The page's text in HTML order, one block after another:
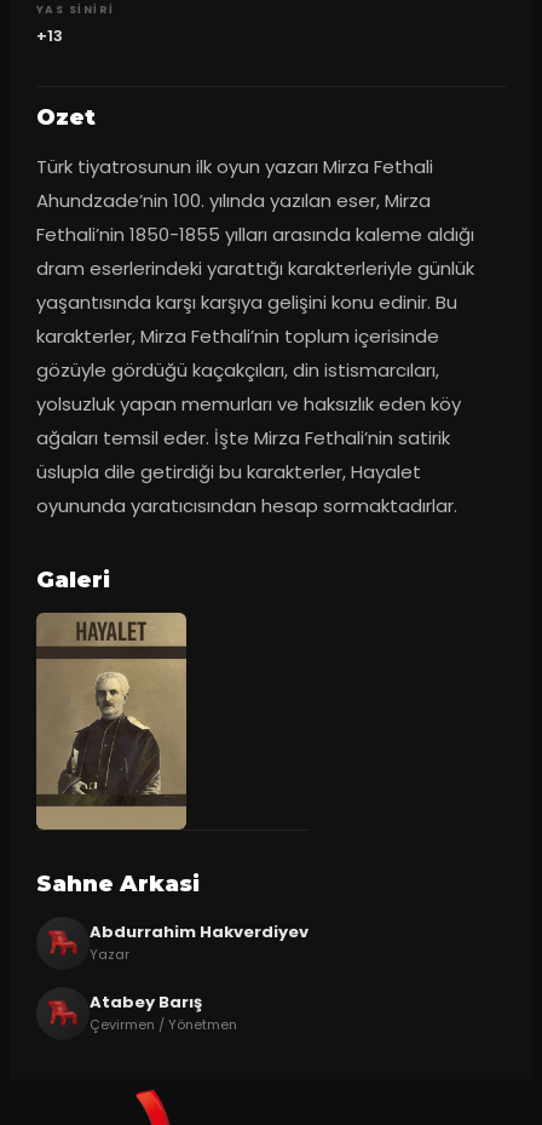
YAS SINIRI
+13
Ozet
Türk tiyatrosunun ilk oyun yazarı Mirza Fethali
Ahundzade’nin 100. yılında yazılan eser, Mirza
Fethali’nin 1850-1855 yılları arasında kaleme aldığı
dram eserlerindeki yarattığı karakterleriyle günlük
yaşantısında karşı karşıya gelişini konu edinir. Bu
karakterler, Mirza Fethali’nin toplum içerisinde
gözüyle gördüğü kaçakçıları, din istismarcıları,
yolsuzluk yapan memurları ve haksızlık eden köy
ağaları temsil eder. İşte Mirza Fethali’nin satirik
üslupla dile getirdiği bu karakterler, Hayalet
oyununda yaratıcısından hesap sormaktadırlar.
Galeri
Sahne Arkasi
Abdurrahim Hakverdiyev
Yazar
Atabey Barış
Çevirmen / Yönetmen